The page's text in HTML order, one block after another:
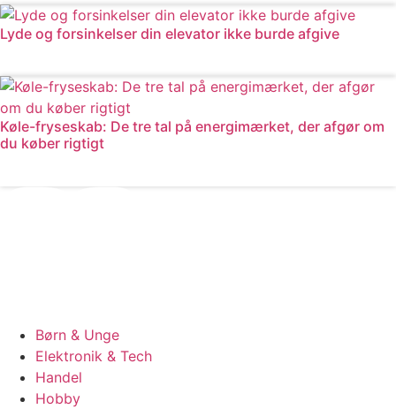
Lyde og forsinkelser din elevator ikke burde afgive
Køle-fryseskab: De tre tal på energimærket, der afgør om
du køber rigtigt
Børn & Unge
Elektronik & Tech
Handel
Hobby